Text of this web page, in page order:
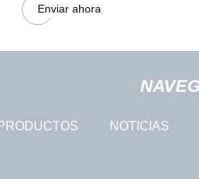
Enviar ahora
PRODUCTOS NOTICIAS